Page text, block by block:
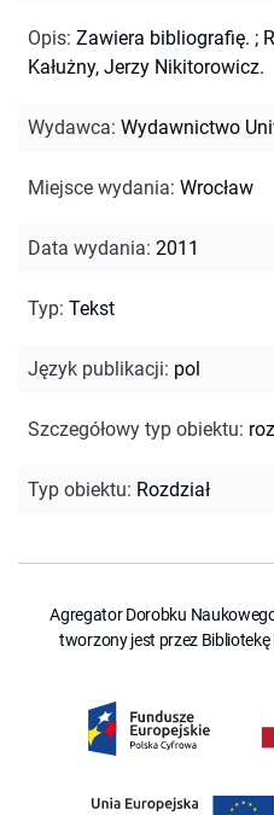
Opis: Zawiera bibliografię. ;
Kałużny, Jerzy Nikitorowicz.
Wydawca: Wydawnictwo
Miejsce wydania: Wrocław
Data wydania: 2011
Typ: Tekst
Język publikacji: pol
Szczegółowy typ obiektu:
Typ obiektu: Rozdział
Agregator Dorobku
tworzony jest przez